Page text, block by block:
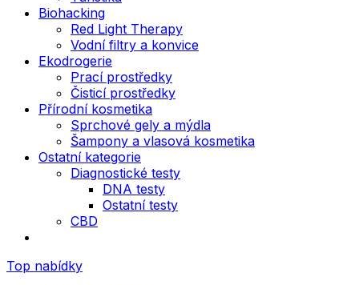
Biohacking
Red Light Therapy
Vodní filtry a konvice
Ekodrogerie
Prací prostředky
Čisticí prostředky
Přírodní kosmetika
Sprchové gely a mýdla
Šampony a vlasová kosmetika
Ostatní kategorie
Diagnostické testy
DNA testy
Ostatní testy
CBD
Top nabídky